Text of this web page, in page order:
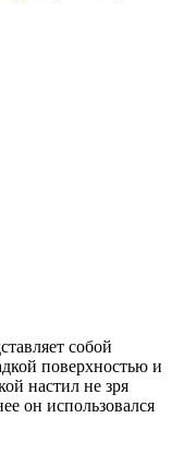
собой
поверхностью и
настил не зря
он использовался